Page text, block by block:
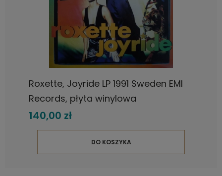
Roxette, Joyride LP 1991 Sweden EMI
Records, płyta winylowa
140,00 zł
DO KOSZYKA